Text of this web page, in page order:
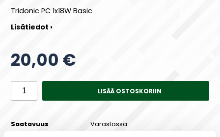
Tridonic PC 1x18W Basic
Lisätiedot ›
20,00 €
LISÄÄ OSTOSKORIIN
Saatavuus Varastossa